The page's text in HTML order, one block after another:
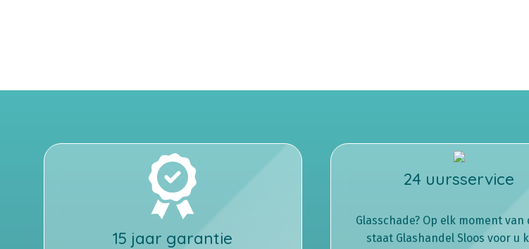
15 jaar garantie
24 uursservice
Glasschade? Op elk moment van
staat Glashandel Sloos voor u